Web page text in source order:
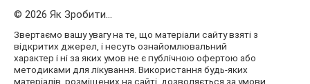
© 2026 Як Зробити...
Звертаємо вашу увагу на те, що матеріали сайту взяті з
відкритих джерел, і несуть ознайомлювальний
характер і ні за яких умов не є публічною офертою або
методиками для лікування. Використання будь-яких
матеріалів, розміщених на сайті, дозволяється за умови